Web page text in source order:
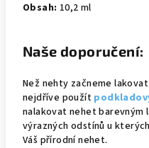
Obsah: 10,2 ml
Naše doporučení:
Než nehty začneme
nejdříve použít
nalakovat nehet barevným
výrazných odstínů u
Váš přírodní nehet.